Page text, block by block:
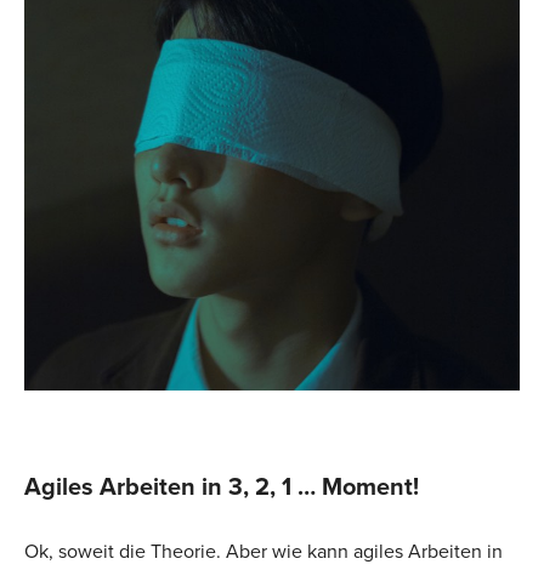
Agiles Arbeiten in 3, 2, 1 … Moment!
Ok, soweit die Theorie. Aber wie kann agiles Arbeiten in